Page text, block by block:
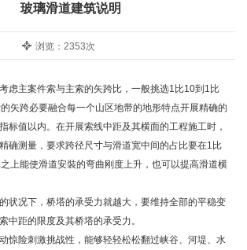
玻璃滑道建筑说明
浏览：2353次
虑主案件索与主索的矢跨比，一般挑选1比10到1比
矢跨必要融合每一个山区地带的地形特点开展精确的
标值以内。在开展索线中距及其横面的工程施工时，
确测量，要求跨径尺寸与滑道宽中间的占比要在1比
上能使滑道安裝的弯曲刚度上升，也可以提高滑道横
况下，桥塔的承受力就越大，要维持全部的平稳变
中距的限度及其桥塔的承受力。
险刺激挑战性，能够轻轻松松翻过峡谷、河堤、水